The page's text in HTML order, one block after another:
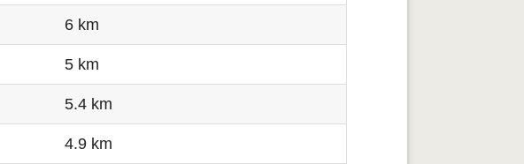
6 km
5 km
5.4 km
4.9 km